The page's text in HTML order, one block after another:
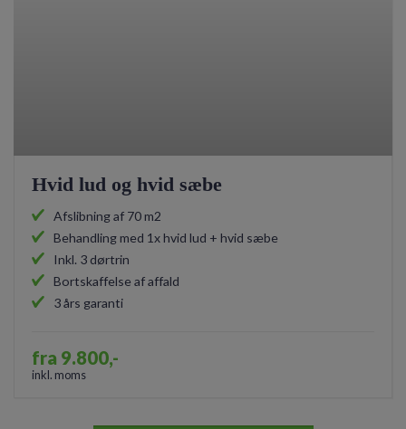
Hvid lud og hvid sæbe
Afslibning af 70 m2
Behandling med 1x hvid lud + hvid sæbe
Inkl. 3 dørtrin
Bortskaffelse af affald
3 års garanti
fra 9.800,-
inkl. moms